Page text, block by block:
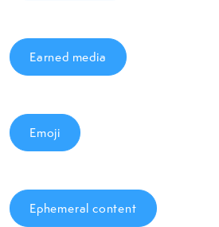
Earned media
Emoji
Ephemeral content